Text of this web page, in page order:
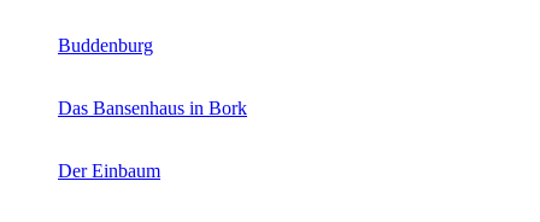
Buddenburg
Das Bansenhaus in Bork
Der Einbaum